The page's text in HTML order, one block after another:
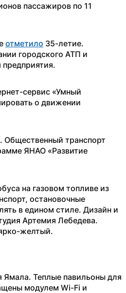
пассажиров по 11
отметило 35-летие.
городского АТП и
сервис «Умный
о движении
ЯНАО «Развитие
на газовом топливе из
остановочные
в едином стиле. Дизайн и
Артемия Лебедева.
желтый.
Ямала. Теплые павильоны для
модулем Wi-Fi и